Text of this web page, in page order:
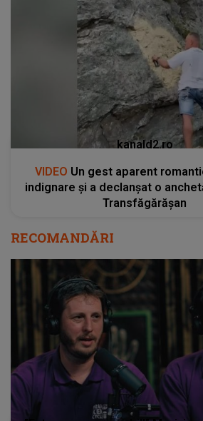
kanald2.ro
VIDEO Un gest aparent
indignare și a declanșat o
Transfăgărășan
RECOMANDĂRI